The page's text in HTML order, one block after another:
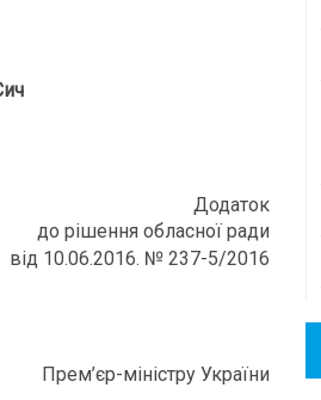
Додаток
до рішення обласної ради
від 10.06.2016. № 237-5/2016
Прем’єр-міністру України